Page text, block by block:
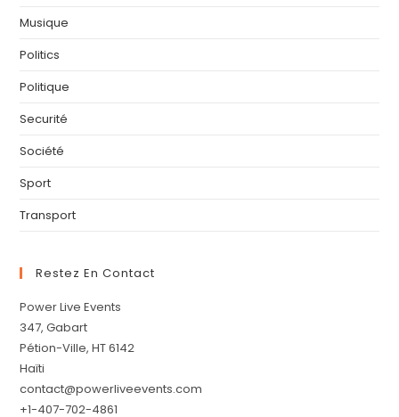
Musique
Politics
Politique
Securité
Société
Sport
Transport
Restez En Contact
Power Live Events
347, Gabart
Pétion-Ville, HT 6142
Haïti
contact@powerliveevents.com
+1-407-702-4861